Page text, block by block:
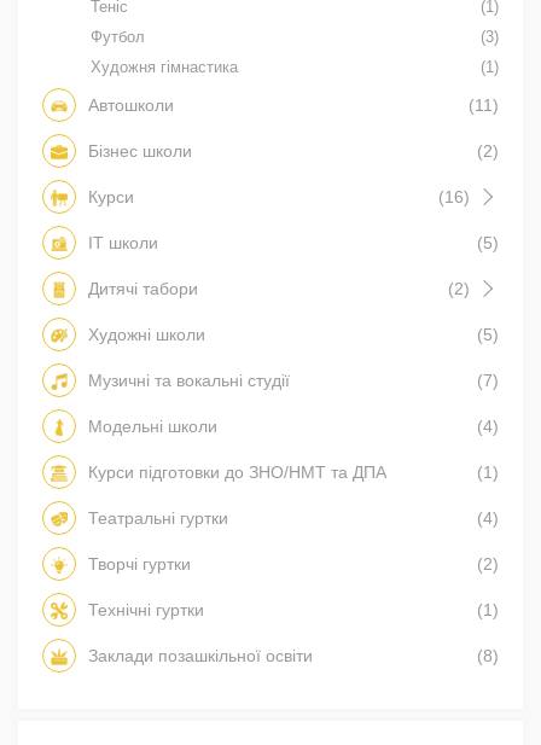
Теніс
(1)
Футбол
(3)
Художня гімнастика
(1)
Автошколи (11)
Бізнес школи (2)
Курси (16)
IT школи (5)
Дитячі табори (2)
Художні школи (5)
Музичні та вокальні студії (7)
Модельні школи (4)
Курси підготовки до ЗНО/НМТ та ДПА (1)
Театральні гуртки (4)
Творчі гуртки (2)
Технічні гуртки (1)
Заклади позашкільної освіти (8)